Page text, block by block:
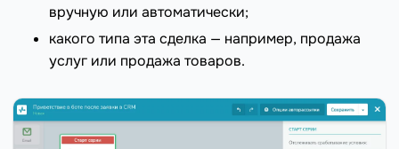
вручную или автоматически;
какого типа эта сделка — например, продажа
услуг или продажа товаров.